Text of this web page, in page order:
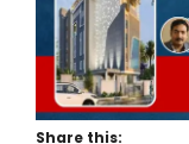
Share this: